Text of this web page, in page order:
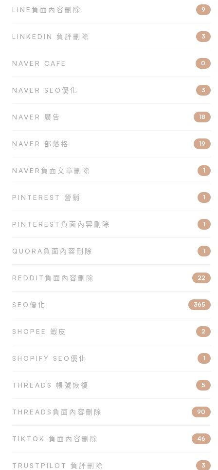
LINE負面內容刪除 9
LINKEDIN 負評刪除 3
NAVER CAFE 0
NAVER SEO優化 3
NAVER 廣告 18
NAVER 部落格 19
NAVER負面文章刪除 1
PINTEREST 營銷 1
PINTEREST負面內容刪除 1
QUORA負面內容刪除 1
REDDIT負面內容刪除 22
SEO優化 365
SHOPEE 蝦皮 2
SHOPIFY SEO優化 1
THREADS 帳號恢復 5
THREADS負面內容刪除 90
TIKTOK 負面內容刪除 46
TRUSTPILOT 負評刪除 3